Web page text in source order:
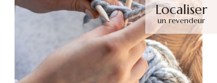
Localiser
un revendeur